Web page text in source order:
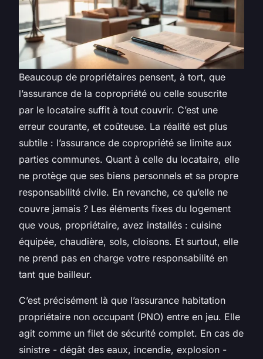
Beaucoup de propriétaires pensent, à tort, que
l’assurance de la copropriété ou celle souscrite
par le locataire suffit à tout couvrir. C’est une
erreur courante, et coûteuse. La réalité est plus
subtile : l’assurance de copropriété se limite aux
parties communes. Quant à celle du locataire, elle
ne protège que ses biens personnels et sa propre
responsabilité civile. En revanche, ce qu’elle ne
couvre jamais ? Les éléments fixes du logement
que vous, propriétaire, avez installés : cuisine
équipée, chaudière, sols, cloisons. Et surtout, elle
ne prend pas en charge votre responsabilité en
tant que bailleur.
C’est précisément là que l’assurance habitation
propriétaire non occupant (PNO) entre en jeu. Elle
agit comme un filet de sécurité complet. En cas de
sinistre - dégât des eaux, incendie, explosion -